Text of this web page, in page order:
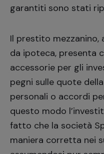
garantiti sono stati
Il prestito mezzanino,
da ipoteca, presenta
accessorie per gli
pegni sulle quote
personali o accordi
questo modo
fatto che la società
maniera corretta nei